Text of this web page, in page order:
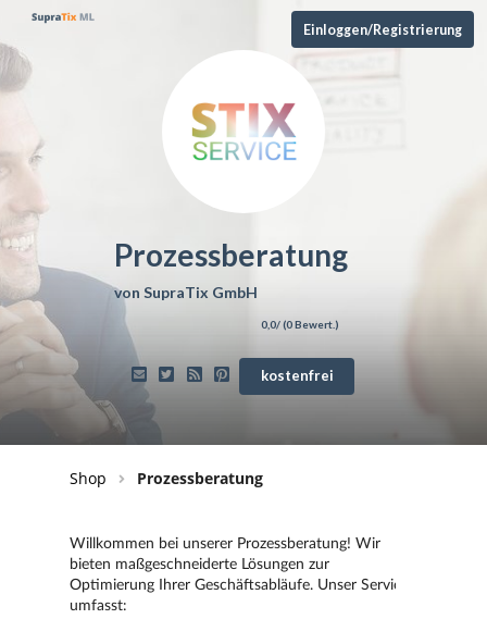
Einloggen/Registrierung
Prozessberatung
von SupraTix GmbH
0,0/ (0Bewert.)
kostenfrei
Shop Prozessberatung